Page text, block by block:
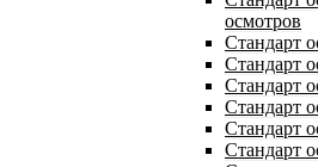
осмотров
Стандарт
Стандарт
Стандарт
Стандарт
Стандарт
Стандарт